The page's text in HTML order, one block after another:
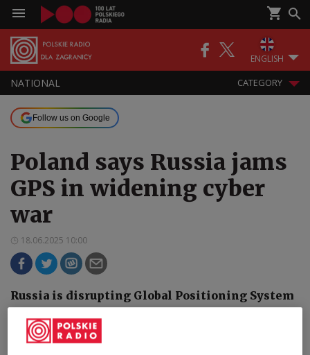
ENGLISH
NATIONAL CATEGORY
Follow us on Google
Poland says Russia jams
GPS in widening cyber
war
18.06.2025 10:00
Russia is disrupting Global Positioning System
destabilize its NATO neighbor, Polish Deputy
Prime Minister and Digital Affairs Minister